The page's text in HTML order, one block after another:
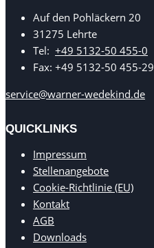
Auf den Pohläckern 20
31275 Lehrte
Tel: +49 5132-50 455-0
Fax: +49 5132-50 455-29
service@warner-wedekind.de
QUICKLINKS
Impressum
Stellenangebote
Cookie-Richtlinie (EU)
Kontakt
AGB
Downloads